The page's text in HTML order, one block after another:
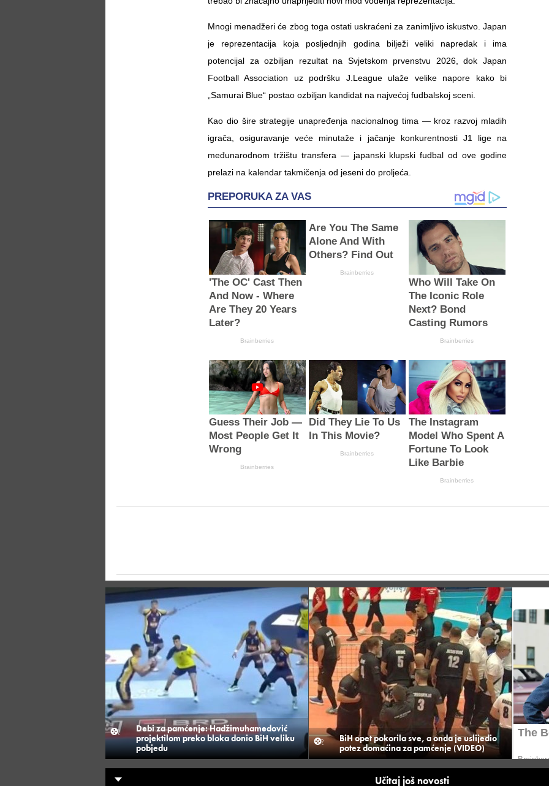
Mnogi menadžeri će zbog toga ostati uskraćeni za zanimljivo iskustvo. Japan
je reprezentacija koja posljednjih godina bilježi veliki napredak i ima
potencijal za ozbiljan rezultat na Svjetskom prvenstvu 2026, dok Japan
Football Association uz podršku J.League ulaže velike napore kako bi
„Samurai Blue“ postao ozbiljan kandidat na najvećoj fudbalskoj sceni.
Kao dio šire strategije unapređenja nacionalnog tima — kroz razvoj mladih
igrača, osiguravanje veće minutaže i jačanje konkurentnosti J1 lige na
međunarodnom tržištu transfera — japanski klupski fudbal od ove godine
prelazi na kalendar takmičenja od jeseni do proljeća.
Debi za pamćenje: Hadžimuhamedović
projektilom preko bloka donio BiH veliku
pobjedu
BiH opet pokorila sve, a onda je uslijedio
potez domaćina za pamćenje (VIDEO)
Učitaj još novosti